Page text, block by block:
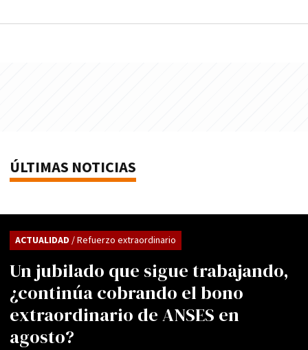
ÚLTIMAS NOTICIAS
Un jubilado que sigue trabajando,
¿continúa cobrando el bono
extraordinario de ANSES en
agosto?
ACTUALIDAD / Refuerzo extraordinario